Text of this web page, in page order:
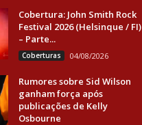
Cobertura: John Smith Rock
Festival 2026 (Helsinque / FI)
– Parte...
Coberturas 04/08/2026
Rumores sobre Sid Wilson
ganham força após
publicações de Kelly
Osbourne